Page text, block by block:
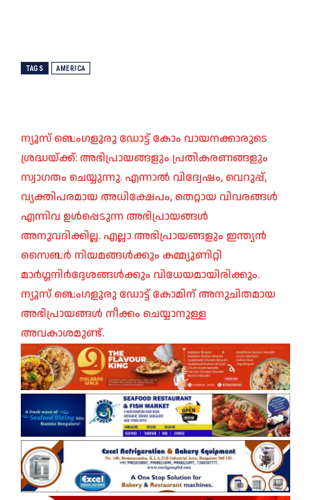
TAGS AMERICA
ന്യൂസ് ബെംഗളൂരു ഡോട്ട് കോം വായനക്കാരുടെ
ശ്രദ്ധയ്ക്ക്: അഭിപ്രായങ്ങളും പ്രതികരണങ്ങളും
സ്വാഗതം ചെയ്യുന്നു. എന്നാൽ വിദ്വേഷം, വെറുപ്പ്,
വ്യക്തിപരമായ അധിക്ഷേപം, തെറ്റായ വിവരങ്ങൾ
എന്നിവ ഉൾപ്പെടുന്ന അഭിപ്രായങ്ങൾ
അനുവദിക്കില്ല. എല്ലാ അഭിപ്രായങ്ങളും ഇന്ത്യൻ
സൈബർ നിയമങ്ങൾക്കും കമ്മ്യൂണിറ്റി
മാർഗ്ഗനിർദ്ദേശങ്ങൾക്കും വിധേയമായിരിക്കും.
ന്യൂസ് ബെംഗളൂരു ഡോട്ട് കോമിന് അനുചിതമായ
അഭിപ്രായങ്ങൾ നീക്കം ചെയ്യാനുള്ള
അവകാശമുണ്ട്.